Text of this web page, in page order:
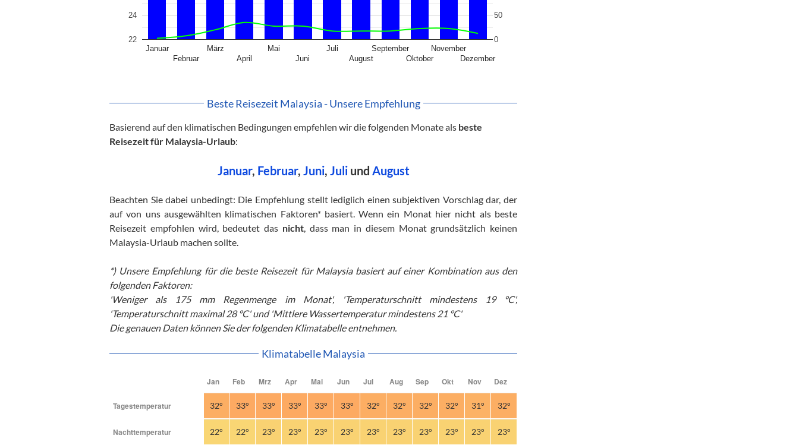
Januar
Februar
März
April
Mai
Juni
Juli
August
September
Oktober
November
Dezember
22
24
0
50
Beste Reisezeit Malaysia - Unsere Empfehlung
Basierend auf den klimatischen Bedingungen empfehlen wir die folgenden Monate als beste
Reisezeit für Malaysia-Urlaub:
Januar, Februar, Juni, Juliund August
Beachten Sie dabei unbedingt: Die Empfehlung stellt lediglich einen subjektiven Vorschlag dar, der
auf von uns ausgewählten klimatischen Faktoren* basiert. Wenn ein Monat hier nicht als beste
Reisezeit empfohlen wird, bedeutet das nicht, dass man in diesem Monat grundsätzlich keinen
Malaysia-Urlaub machen sollte.
*) Unsere Empfehlung für die beste Reisezeit für Malaysia basiert auf einer Kombination aus den
folgenden Faktoren:
'Weniger als 175 mm Regenmenge im Monat', 'Temperaturschnitt mindestens 19 °C',
'Temperaturschnitt maximal 28 °C' und 'Mittlere Wassertemperatur mindestens 21 °C'
Die genauen Daten können Sie der folgenden Klimatabelle entnehmen.
Klimatabelle Malaysia
Jan Feb Mrz Apr Mai Jun Jul Aug Sep Okt Nov Dez
Tagestemperatur 32° 33° 33° 33° 33° 33° 32° 32° 32° 32° 31° 32°
Nachttemperatur 22° 22° 23° 23° 23° 23° 23° 23° 23° 23° 23° 23°